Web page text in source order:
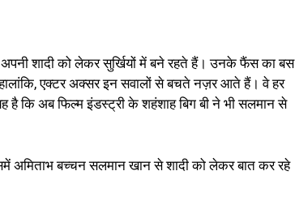
शादी को लेकर सुर्खियों में बने रहते हैं। उनके फैंस का बस
एक्टर अक्सर इन सवालों से बचते नज़र आते हैं। वे हर
कि अब फिल्म इंडस्ट्री के शहंशाह बिग बी ने भी सलमान से
अमिताभ बच्चन सलमान खान से शादी को लेकर बात कर रहे